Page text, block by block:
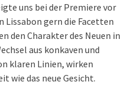
uns bei der Premiere vor
Lissabon gern die Facetten
den Charakter des Neuen in
aus konkaven und
klaren Linien, wirken
wie das neue Gesicht.